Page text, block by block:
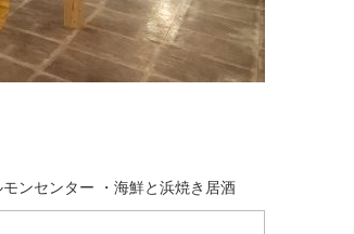
ンセンター ・海鮮と浜焼き居酒